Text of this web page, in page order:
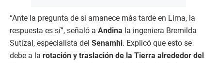
“Ante la pregunta de si amanece más tarde en Lima, la
respuesta es sí”, señaló a Andina la ingeniera Bremilda
Sutizal, especialista del Senamhi. Explicó que esto se
debe a la rotación y traslación de la Tierra alrededor del